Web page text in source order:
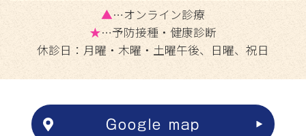
▲…オンライン診療
★…予防接種・健康診断
休診日：月曜・木曜・土曜午後、日曜、祝日
Google map